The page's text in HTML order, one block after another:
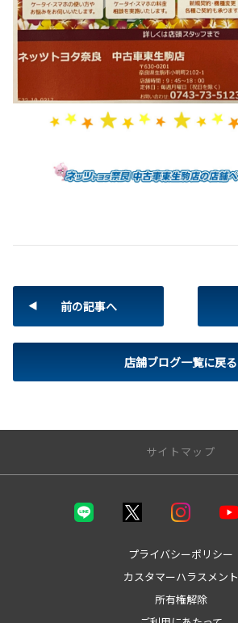
前の記事へ
店舗ブログ一覧に戻る
サイトマップ
トップページ
プライバシーポリシー
カスタマーハラスメント
所有権解除